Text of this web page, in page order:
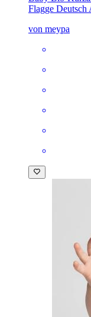
Flagge Deutsch
von meypa